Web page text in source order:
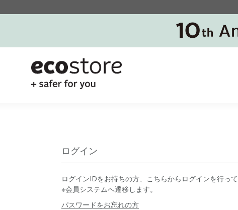
ログイン
ログインIDをお持ちの方、こちらからログインを行って
※会員システムへ遷移します。
パスワードをお忘れの方